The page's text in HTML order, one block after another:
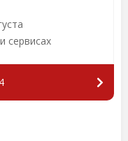
сервисах